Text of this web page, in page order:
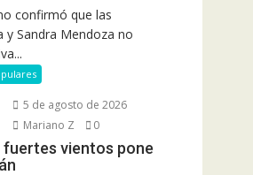
confirmó que las
y Sandra Mendoza no
5 de agosto de 2026
Mariano Z
0
fuertes vientos pone